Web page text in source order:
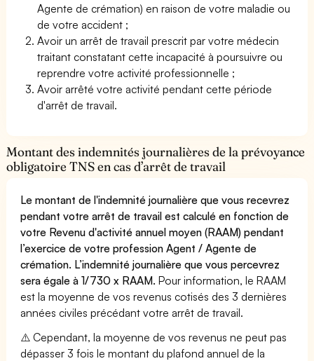
Agente de crémation) en raison de votre maladie ou
de votre accident ;
Avoir un arrêt de travail prescrit par votre médecin
traitant constatant cette incapacité à poursuivre ou
reprendre votre activité professionnelle ;
Avoir arrêté votre activité pendant cette période
d'arrêt de travail.
Montant des indemnités journalières de la prévoyance
obligatoire TNS en cas d’arrêt de travail
Le montant de l'indemnité journalière que vous recevrez
pendant votre arrêt de travail est calculé en fonction de
votre Revenu d'activité annuel moyen (RAAM) pendant
l’exercice de votre profession Agent / Agente de
crémation. L’indemnité journalière que vous percevrez
sera égale à 1/730 x RAAM. Pour information, le RAAM
est la moyenne de vos revenus cotisés des 3 dernières
années civiles précédant votre arrêt de travail.
⚠️ Cependant, la moyenne de vos revenus ne peut pas
dépasser 3 fois le montant du plafond annuel de la